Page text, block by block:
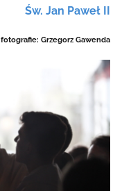
Św. Jan Paweł II
fotografie: Grzegorz Gawenda